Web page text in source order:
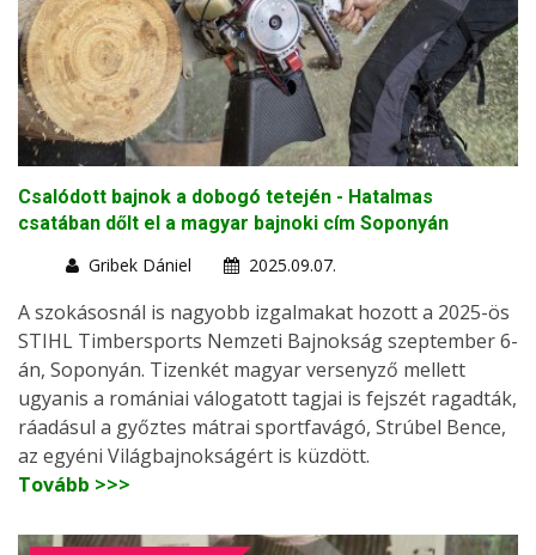
Csalódott bajnok a dobogó tetején - Hatalmas
csatában dőlt el a magyar bajnoki cím Soponyán
Gribek Dániel
2025.09.07.
A szokásosnál is nagyobb izgalmakat hozott a 2025-ös
STIHL Timbersports Nemzeti Bajnokság szeptember 6-
án, Soponyán. Tizenkét magyar versenyző mellett
ugyanis a romániai válogatott tagjai is fejszét ragadták,
ráadásul a győztes mátrai sportfavágó, Strúbel Bence,
az egyéni Világbajnokságért is küzdött.
Tovább >>>